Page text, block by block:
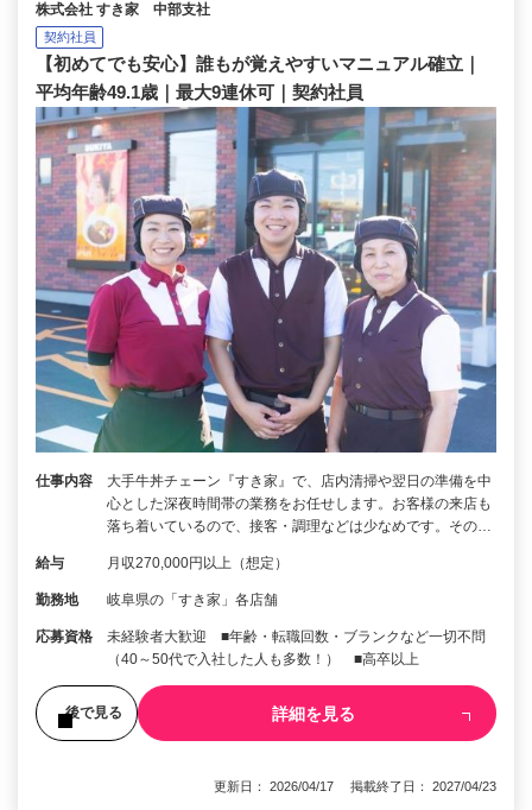
株式会社 すき家 中部支社
契約社員
【初めてでも安心】誰もが覚えやすいマニュアル確立｜
平均年齢49.1歳｜最大9連休可｜契約社員
仕事内容
大手牛丼チェーン『すき家』で、店内清掃や翌日の準備を中
心とした深夜時間帯の業務をお任せします。お客様の来店も
落ち着いているので、接客・調理などは少なめです。その…
給与 月収270,000円以上（想定）
勤務地 岐阜県の「すき家」各店舗
応募資格
未経験者大歓迎 ■年齢・転職回数・ブランクなど一切不問
（40～50代で入社した人も多数！） ■高卒以上
後で見る 詳細を見る
更新日： 2026/04/17 掲載終了日： 2027/04/23